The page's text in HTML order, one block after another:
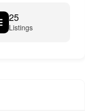
25
Listings